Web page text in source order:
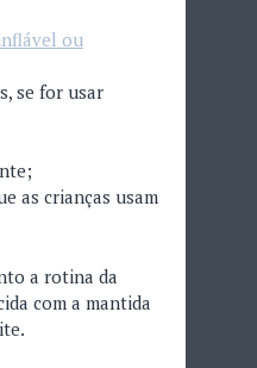
ou
se for usar
as crianças usam
a rotina da
com a mantida